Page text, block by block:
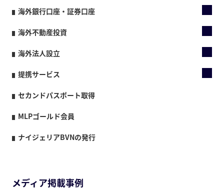
海外銀行口座・証券口座
海外不動産投資
海外法人設立
提携サービス
セカンドパスポート取得
MLPゴールド会員
ナイジェリアBVNの発行
メディア掲載事例